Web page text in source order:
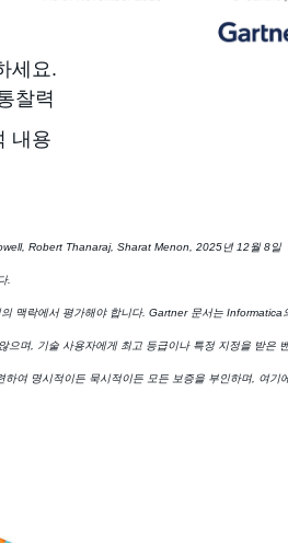
세요.
찰력
내용
Robert Thanaraj, Sharat Menon, 2025년 12월 8일
.
맥락에서 평가해야 합니다. Gartner 문서는 Informatica
며, 기술 사용자에게 최고 등급이나 특정 지정을 받
여 명시적이든 묵시적이든 모든 보증을 부인하며, 여